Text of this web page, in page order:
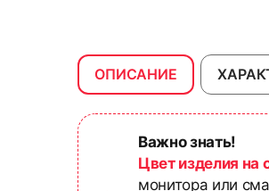
ОПИСАНИЕ
Важно знать!
Цвет изделия на
монитора или